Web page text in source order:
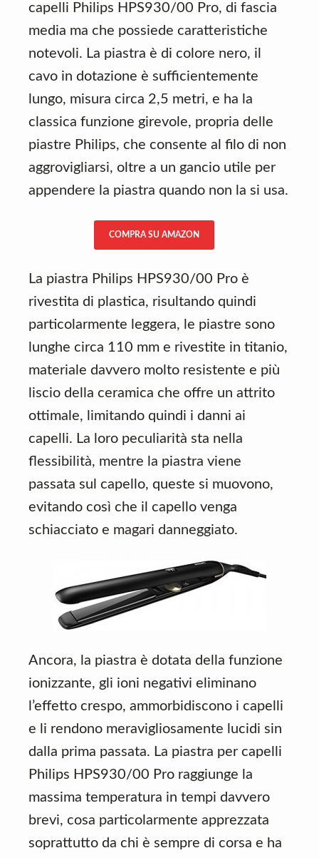
capelli Philips HPS930/00 Pro, di fascia
media ma che possiede caratteristiche
notevoli. La piastra è di colore nero, il
cavo in dotazione è sufficientemente
lungo, misura circa 2,5 metri, e ha la
classica funzione girevole, propria delle
piastre Philips, che consente al filo di non
aggrovigliarsi, oltre a un gancio utile per
appendere la piastra quando non la si usa.
COMPRA SU AMAZON
La piastra Philips HPS930/00 Pro è
rivestita di plastica, risultando quindi
particolarmente leggera, le piastre sono
lunghe circa 110 mm e rivestite in titanio,
materiale davvero molto resistente e più
liscio della ceramica che offre un attrito
ottimale, limitando quindi i danni ai
capelli. La loro peculiarità sta nella
flessibilità, mentre la piastra viene
passata sul capello, queste si muovono,
evitando così che il capello venga
schiacciato e magari danneggiato.
Ancora, la piastra è dotata della funzione
ionizzante, gli ioni negativi eliminano
l’effetto crespo, ammorbidiscono i capelli
e li rendono meravigliosamente lucidi sin
dalla prima passata. La piastra per capelli
Philips HPS930/00 Pro raggiunge la
massima temperatura in tempi davvero
brevi, cosa particolarmente apprezzata
soprattutto da chi è sempre di corsa e ha